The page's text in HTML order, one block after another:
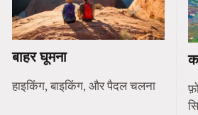
बाहर घूमना
हाइकिंग, बाइकिंग, और पैदल चलना